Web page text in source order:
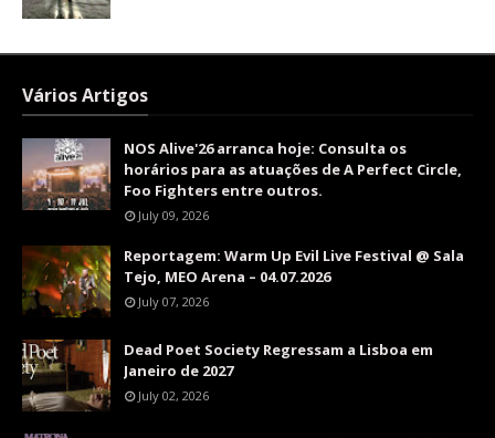
Vários Artigos
NOS Alive'26 arranca hoje: Consulta os
horários para as atuações de A Perfect Circle,
Foo Fighters entre outros.
July 09, 2026
Reportagem: Warm Up Evil Live Festival @ Sala
Tejo, MEO Arena – 04.07.2026
July 07, 2026
Dead Poet Society Regressam a Lisboa em
Janeiro de 2027
July 02, 2026